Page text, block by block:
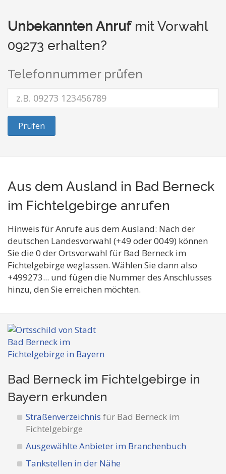
Unbekannten Anrufmit Vorwahl
09273 erhalten?
Telefonnummer prüfen
Prüfen
Aus dem Ausland in Bad Berneck
im Fichtelgebirge anrufen
Hinweis für Anrufe aus dem Ausland: Nach der
deutschen Landesvorwahl (+49 oder 0049) können
Sie die 0 der Ortsvorwahl für Bad Berneck im
Fichtelgebirge weglassen. Wählen Sie dann also
+499273... und fügen die Nummer des Anschlusses
hinzu, den Sie erreichen möchten.
Bad Berneck im Fichtelgebirge in
Bayern erkunden
Straßenverzeichnis für Bad Berneck im
Fichtelgebirge
Ausgewählte Anbieter im Branchenbuch
Tankstellen in der Nähe